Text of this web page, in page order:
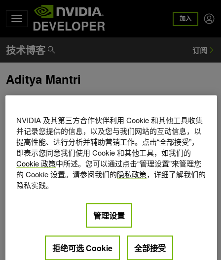
DEVELOPER 加入
Aditya Mantri
位。他热衷于构建人工智能模型，并将其应用于各种新颖的
场景。
NVIDIA 及其第三方合作伙伴利用 Cookie 和其他工具收集
并记录您提供的信息，以及您与我们网站的互动信息，以
提高性能、进行分析并辅助营销工作。点击“全部接受”，
即表示您同意我们使用 Cookie 和其他工具，如我们的
Cookie 政策中所述。您可以通过点击“管理设置”来管理您
的 Cookie 设置。请参阅我们的隐私政策，详细了解我们的
隐私实践。
管理设置
拒绝可选 Cookie 全部接受